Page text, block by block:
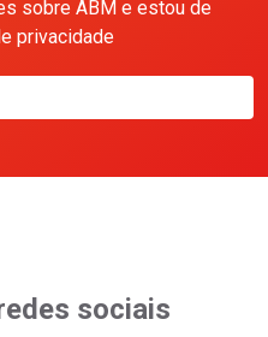
sobre ABM e estou de
privacidade
sociais